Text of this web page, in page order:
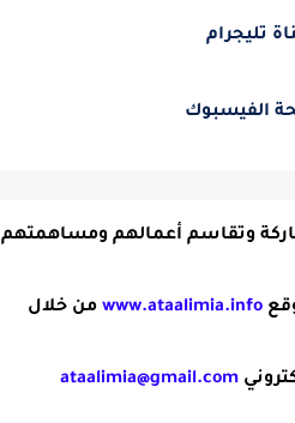
تليجرام
الفيسبوك
وتقاسم أعمالهم ومساهمتهم
www.ataalimia.info من خلال
ataalimia@gmail.com